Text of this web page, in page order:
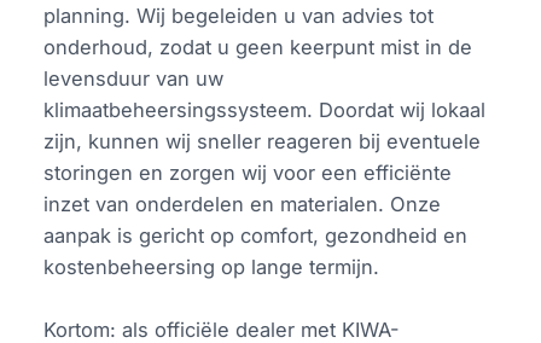
planning. Wij begeleiden u van advies tot
onderhoud, zodat u geen keerpunt mist in de
levensduur van uw
klimaatbeheersingssysteem. Doordat wij lokaal
zijn, kunnen wij sneller reageren bij eventuele
storingen en zorgen wij voor een efficiënte
inzet van onderdelen en materialen. Onze
aanpak is gericht op comfort, gezondheid en
kostenbeheersing op lange termijn.
Kortom: als officiële dealer met KIWA-